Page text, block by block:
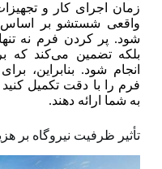
زمان اجرای کار و
واقعی شستشو بر اساس
شود. پر کردن فرم نه
بلکه تضمین می‌کند که
انجام شود. بنابراین،
فرم را با دقت تکمیل کنید
به شما ارائه دهند.
تأثیر ظرفیت نیروگاه بر